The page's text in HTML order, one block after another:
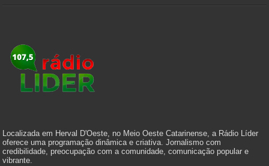
Localizada em Herval D'Oeste, no Meio Oeste Catarinense, a Rádio Líder
oferece uma programação dinâmica e criativa. Jornalismo com
credibilidade, preocupação com a comunidade, comunicação popular e
vibrante.